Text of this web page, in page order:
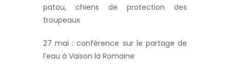
patou, chiens de protection des
troupeaux
27 mai : conférence sur le partage de
l’eau à Vaison la Romaine